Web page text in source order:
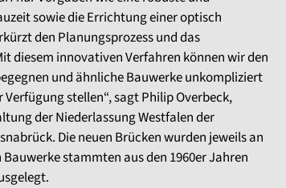
sowie die Errichtung einer optisch
den Planungsprozess und das
diesem innovativen Verfahren können wir den
und ähnliche Bauwerke unkompliziert
stellen“, sagt Philip Overbeck,
der Niederlassung Westfalen der
Die neuen Brücken wurden jeweils an
stammten aus den 1960er Jahren